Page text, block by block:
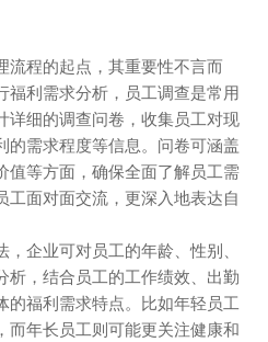
流程的起点，其重要性不言而
福利需求分析，员工调查是常用
详细的调查问卷，收集员工对现
的需求程度等信息。问卷可涵盖
值等方面，确保全面了解员工需
工面对面交流，更深入地表达自
企业可对员工的年龄、性别、
析，结合员工的工作绩效、出勤
的福利需求特点。比如年轻员工
而年长员工则可能更关注健康和